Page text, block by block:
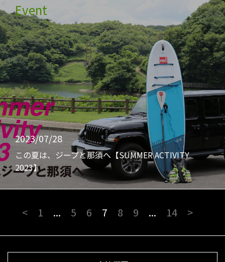
Event
2023/07/28
この夏は、ジープと那須へ【SUMMER ACTIVITY
2023】
< 1 ... 5 6 7 8 9 ... 14 >